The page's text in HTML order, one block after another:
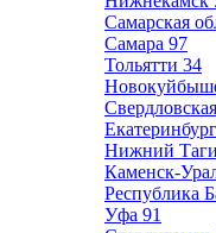
Самарская
Самара 97
Тольятти 34
Екатеринбург
Нижний
Каменск-
Республика
Уфа 91